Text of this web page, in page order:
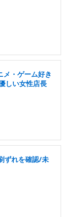
・ゲーム好き
しい女性店長
ずれを確認/未